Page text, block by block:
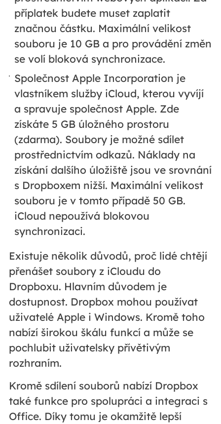
příplatek budete muset zaplatit
značnou částku. Maximální velikost
souboru je 10 GB a pro provádění změn
se volí bloková synchronizace.
Společnost Apple Incorporation je
vlastníkem služby iCloud, kterou vyvíjí
a spravuje společnost Apple. Zde
získáte 5 GB úložného prostoru
(zdarma). Soubory je možné sdílet
prostřednictvím odkazů. Náklady na
získání dalšího úložiště jsou ve srovnání
s Dropboxem nižší. Maximální velikost
souboru je v tomto případě 50 GB.
iCloud nepoužívá blokovou
synchronizaci.
Existuje několik důvodů, proč lidé chtějí
přenášet soubory z iCloudu do
Dropboxu. Hlavním důvodem je
dostupnost. Dropbox mohou používat
uživatelé Apple i Windows. Kromě toho
nabízí širokou škálu funkcí a může se
pochlubit uživatelsky přívětivým
rozhraním.
Kromě sdílení souborů nabízí Dropbox
také funkce pro spolupráci a integraci s
Office. Díky tomu je okamžitě lepší